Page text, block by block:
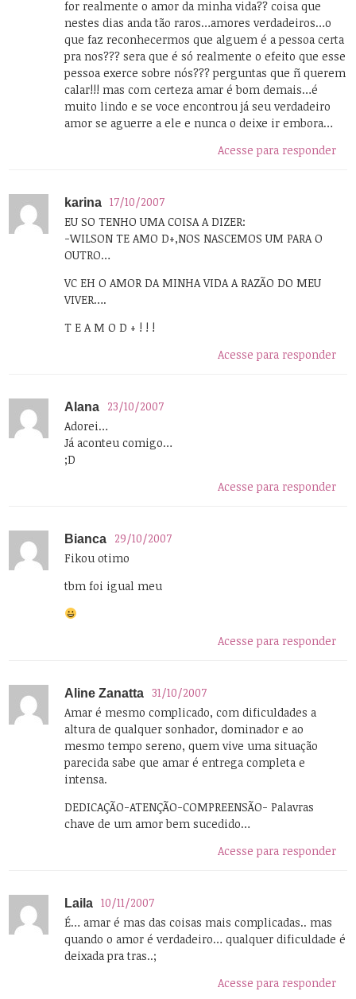
for realmente o amor da minha vida?? coisa que
nestes dias anda tão raros…amores verdadeiros…o
que faz reconhecermos que alguem é a pessoa certa
pra nos??? sera que é só realmente o efeito que esse
pessoa exerce sobre nós??? perguntas que ñ querem
calar!!! mas com certeza amar é bom demais…é
muito lindo e se voce encontrou já seu verdadeiro
amor se aguerre a ele e nunca o deixe ir embora…
Acesse para responder
karina
17/10/2007
EU SO TENHO UMA COISA A DIZER:
-WILSON TE AMO D+,NOS NASCEMOS UM PARA O
OUTRO…
VC EH O AMOR DA MINHA VIDA A RAZÃO DO MEU
VIVER….
T E A M O D + ! ! !
Acesse para responder
Alana
23/10/2007
Adorei…
Já aconteu comigo…
;D
Acesse para responder
Bianca
29/10/2007
Fikou otimo
tbm foi igual meu
Acesse para responder
Aline Zanatta
31/10/2007
Amar é mesmo complicado, com dificuldades a
altura de qualquer sonhador, dominador e ao
mesmo tempo sereno, quem vive uma situação
parecida sabe que amar é entrega completa e
intensa.
DEDICAÇÃO-ATENÇÃO-COMPREENSÃO- Palavras
chave de um amor bem sucedido…
Acesse para responder
Laila
10/11/2007
É… amar é mas das coisas mais complicadas.. mas
quando o amor é verdadeiro… qualquer dificuldade é
deixada pra tras..;
Acesse para responder